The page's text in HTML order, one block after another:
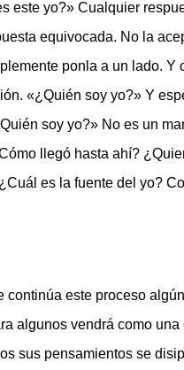
este yo?» Cualquier
equivocada. No la
ponla a un lado. Y
«¿Quién soy yo?» Y
soy yo?» No es un
llegó hasta ahí?
es la fuente del yo?
continúa este proceso
algunos vendrá como una
sus pensamientos se